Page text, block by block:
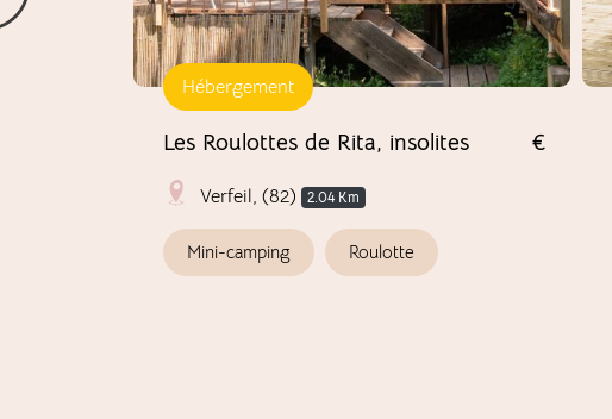
Hébergement
Les Roulottes de Rita, insolites €
Verfeil, (82) 2.04 Km
Mini-camping Roulotte